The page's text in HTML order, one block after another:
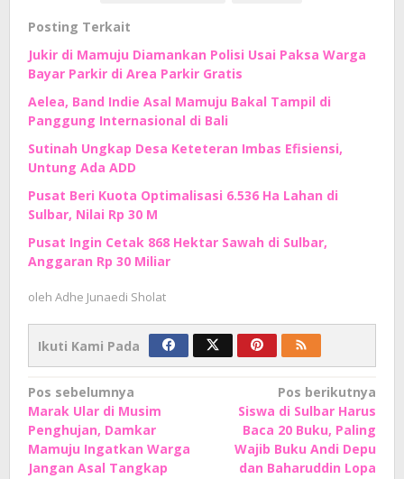
Posting Terkait
Jukir di Mamuju Diamankan Polisi Usai Paksa Warga
Bayar Parkir di Area Parkir Gratis
Aelea, Band Indie Asal Mamuju Bakal Tampil di
Panggung Internasional di Bali
Sutinah Ungkap Desa Keteteran Imbas Efisiensi,
Untung Ada ADD
Pusat Beri Kuota Optimalisasi 6.536 Ha Lahan di
Sulbar, Nilai Rp 30 M
Pusat Ingin Cetak 868 Hektar Sawah di Sulbar,
Anggaran Rp 30 Miliar
oleh Adhe Junaedi Sholat
Ikuti Kami Pada
Navigasi
pos
Pos sebelumnya
Marak Ular di Musim
Penghujan, Damkar
Mamuju Ingatkan Warga
Jangan Asal Tangkap
Pos berikutnya
Siswa di Sulbar Harus
Baca 20 Buku, Paling
Wajib Buku Andi Depu
dan Baharuddin Lopa